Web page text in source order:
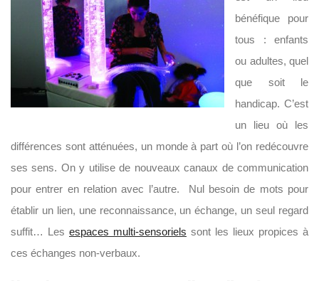
bénéfique pour
tous : enfants
ou adultes, quel
que soit le
handicap. C’est
un lieu où les
différences sont atténuées, un monde à part où l’on redécouvre
ses sens. On y utilise de nouveaux canaux de communication
pour entrer en relation avec l’autre. Nul besoin de mots pour
établir un lien, une reconnaissance, un échange, un seul regard
suffit… Les espaces multi-sensoriels sont les lieux propices à
ces échanges non-verbaux.